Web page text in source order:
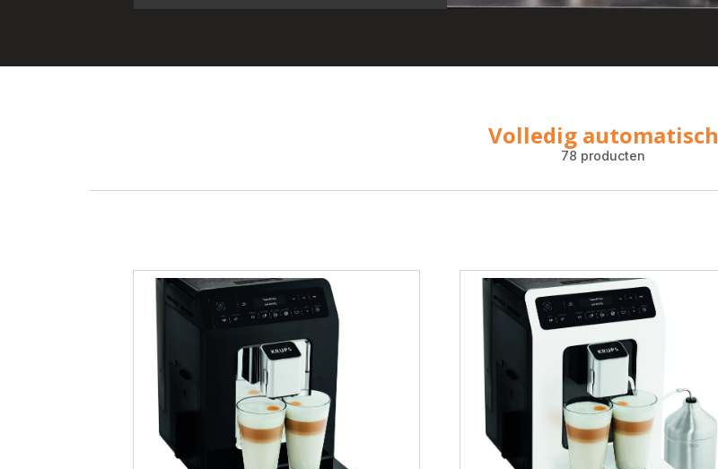
Volledig automatisch
78 producten